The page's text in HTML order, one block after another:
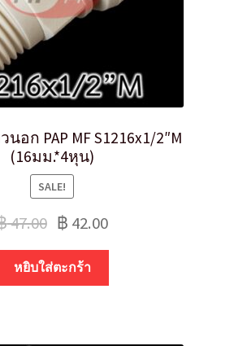
อก PAP MF S1216x1/2″M
(16มม.*4หุน)
SALE!
47.00 ฿ 42.00
หยิบใส่ตะกร้า